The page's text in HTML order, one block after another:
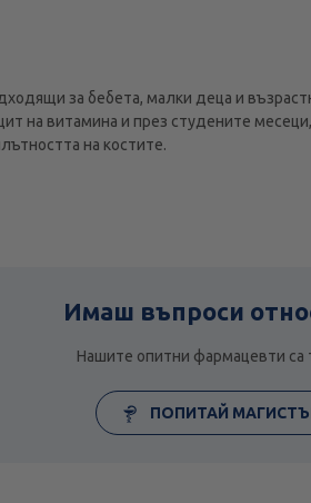
за бебета, малки деца и
на витамина и през студените
на костите.
Имаш въпроси
Нашите опитни фармацевти са
ПОПИТАЙ